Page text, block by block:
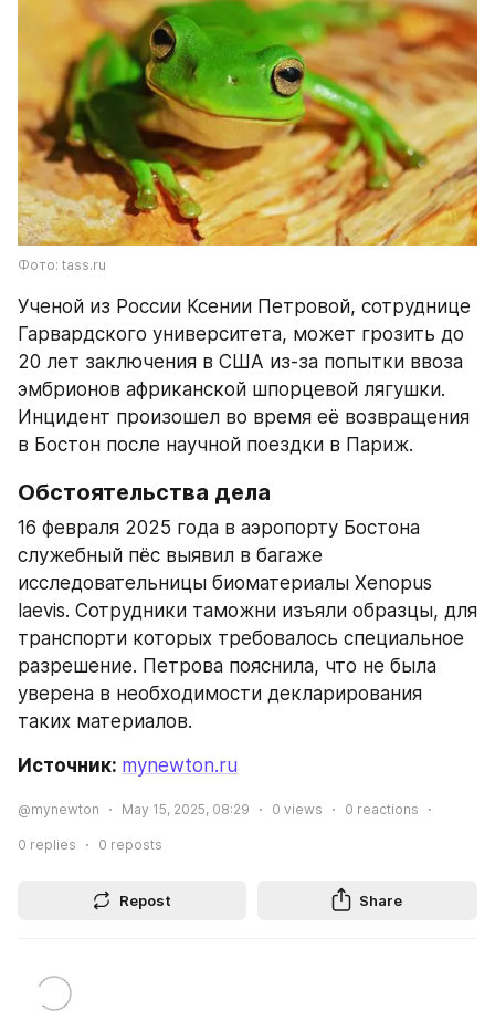
Фото: tass.ru
Ученой из России Ксении Петровой, сотруднице
Гарвардского университета, может грозить до
20 лет заключения в США из-за попытки ввоза
эмбрионов африканской шпорцевой лягушки.
Инцидент произошел во время её возвращения
в Бостон после научной поездки в Париж.
Обстоятельства дела
16 февраля 2025 года в аэропорту Бостона
служебный пёс выявил в багаже
исследовательницы биоматериалы Xenopus
laevis. Сотрудники таможни изъяли образцы, для
транспорти которых требовалось специальное
разрешение. Петрова пояснила, что не была
уверена в необходимости декларирования
таких материалов.
Источник: mynewton.ru
@mynewton May 15, 2025, 08:29 0 views 0 reactions
0 replies 0 reposts
Repost Share